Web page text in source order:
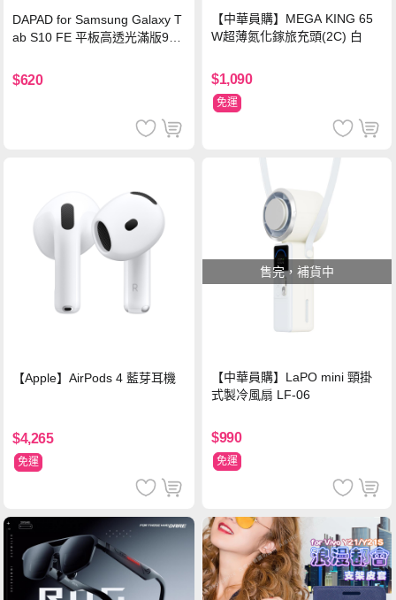
DAPAD for Samsung Galaxy T
ab S10 FE 平板高透光滿版9H
$620
【中華員購】MEGA KING 65
W超薄氮化鎵旅充頭(2C) 白
$1,090
免運
【Apple】AirPods 4 藍芽耳機
$4,265
免運
售完，補貨中
【中華員購】LaPO mini 頸掛
式製冷風扇 LF-06
$990
免運